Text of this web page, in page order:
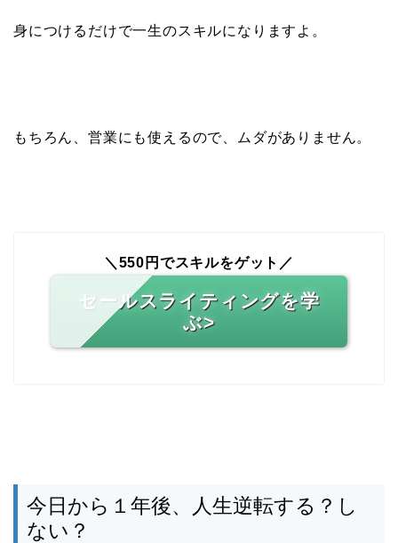
身につけるだけで一生のスキルになりますよ。
もちろん、営業にも使えるので、ムダがありません。
＼550円でスキルをゲット／
セールスライティングを学
ぶ>
今日から１年後、人生逆転する？し
ない？